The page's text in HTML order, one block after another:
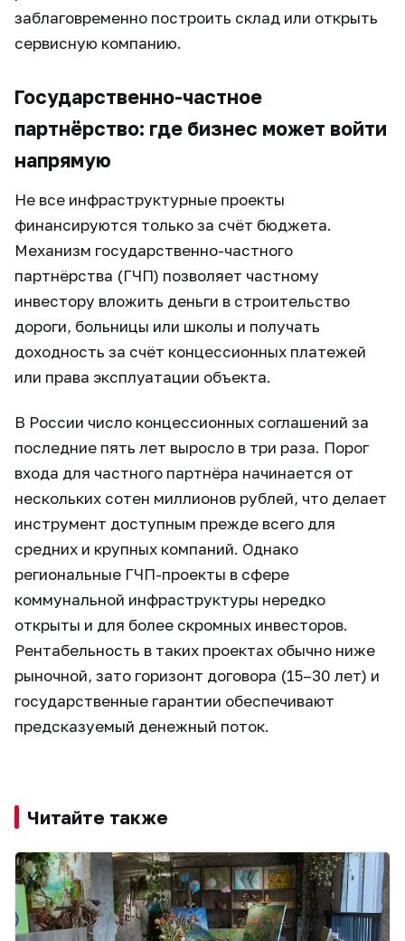
заблаговременно построить склад или открыть
сервисную компанию.
Государственно-частное
партнёрство: где бизнес может войти
напрямую
Не все инфраструктурные проекты
финансируются только за счёт бюджета.
Механизм государственно-частного
партнёрства (ГЧП) позволяет частному
инвестору вложить деньги в строительство
дороги, больницы или школы и получать
доходность за счёт концессионных платежей
или права эксплуатации объекта.
В России число концессионных соглашений за
последние пять лет выросло в три раза. Порог
входа для частного партнёра начинается от
нескольких сотен миллионов рублей, что делает
инструмент доступным прежде всего для
средних и крупных компаний. Однако
региональные ГЧП-проекты в сфере
коммунальной инфраструктуры нередко
открыты и для более скромных инвесторов.
Рентабельность в таких проектах обычно ниже
рыночной, зато горизонт договора (15–30 лет) и
государственные гарантии обеспечивают
предсказуемый денежный поток.
Читайте также